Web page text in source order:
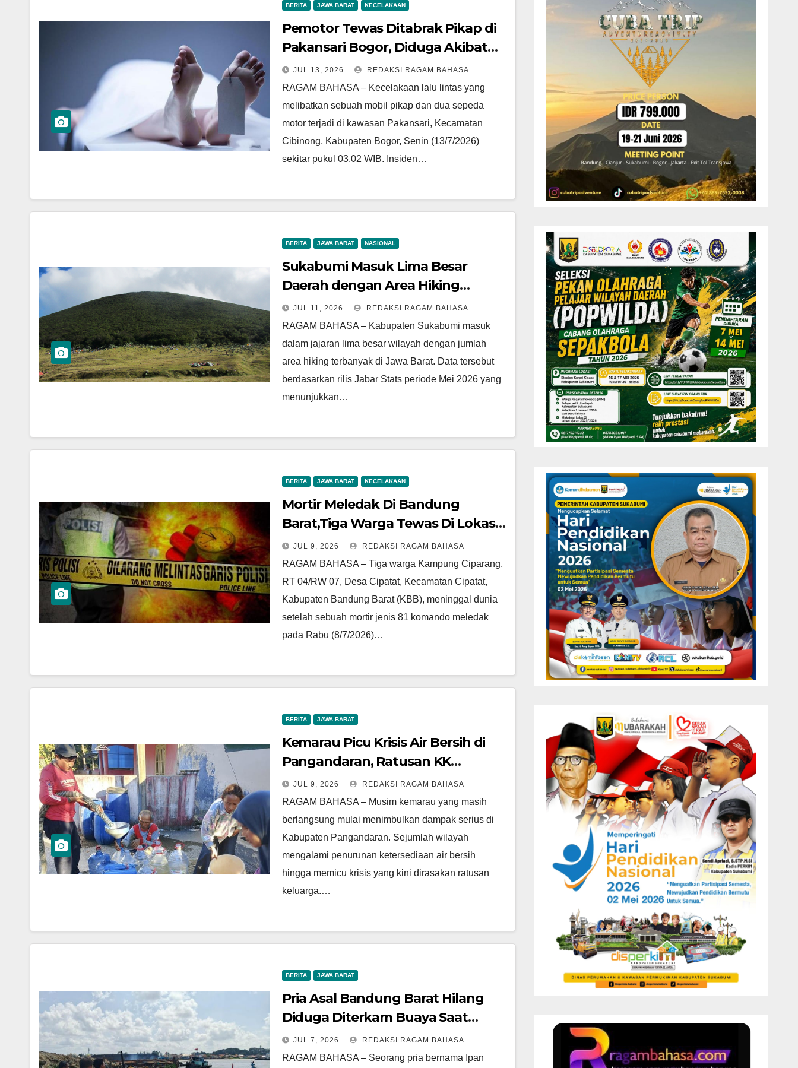
BERITA JAWA BARAT KECELAKAAN
Pemotor Tewas Ditabrak Pikap di
Pakansari Bogor, Diduga Akibat
Kendaraan Oleng
JUL 13, 2026 REDAKSI RAGAM BAHASA
RAGAM BAHASA – Kecelakaan lalu lintas yang
melibatkan sebuah mobil pikap dan dua sepeda
motor terjadi di kawasan Pakansari, Kecamatan
Cibinong, Kabupaten Bogor, Senin (13/7/2026)
sekitar pukul 03.02 WIB. Insiden…
BERITA JAWA BARAT NASIONAL
Sukabumi Masuk Lima Besar
Daerah dengan Area Hiking
Terbanyak di Jawa Barat
JUL 11, 2026 REDAKSI RAGAM BAHASA
RAGAM BAHASA – Kabupaten Sukabumi masuk
dalam jajaran lima besar wilayah dengan jumlah
area hiking terbanyak di Jawa Barat. Data tersebut
berdasarkan rilis Jabar Stats periode Mei 2026 yang
menunjukkan…
BERITA JAWA BARAT KECELAKAAN
Mortir Meledak Di Bandung
Barat,Tiga Warga Tewas Di Lokasi
Kejadian
JUL 9, 2026 REDAKSI RAGAM BAHASA
RAGAM BAHASA – Tiga warga Kampung Ciparang,
RT 04/RW 07, Desa Cipatat, Kecamatan Cipatat,
Kabupaten Bandung Barat (KBB), meninggal dunia
setelah sebuah mortir jenis 81 komando meledak
pada Rabu (8/7/2026)…
BERITA JAWA BARAT
Kemarau Picu Krisis Air Bersih di
Pangandaran, Ratusan KK
Bergantung pada Bantuan BPBD
JUL 9, 2026 REDAKSI RAGAM BAHASA
RAGAM BAHASA – Musim kemarau yang masih
berlangsung mulai menimbulkan dampak serius di
Kabupaten Pangandaran. Sejumlah wilayah
mengalami penurunan ketersediaan air bersih
hingga memicu krisis yang kini dirasakan ratusan
keluarga.…
BERITA JAWA BARAT
Pria Asal Bandung Barat Hilang
Diduga Diterkam Buaya Saat
Perbaiki Perahu di Banyuasin
JUL 7, 2026 REDAKSI RAGAM BAHASA
RAGAM BAHASA – Seorang pria bernama Ipan